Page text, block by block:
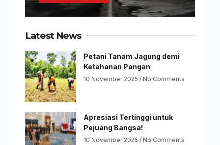
Latest News
Petani Tanam Jagung demi
Ketahanan Pangan
10 November 2025 No Comments
Apresiasi Tertinggi untuk
Pejuang Bangsa!
10 November 2025 No Comments